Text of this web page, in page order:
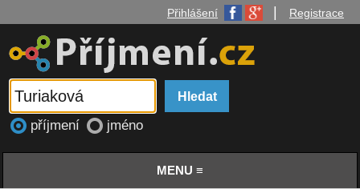
Přihlášení Registrace
příjmení jméno
MENU ≡